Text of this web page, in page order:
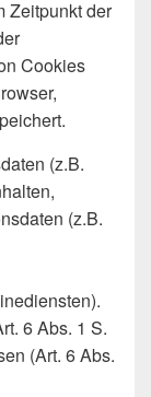
Zeitpunkt der
Cookies
(z.B.
(z.B.
6 Abs. 1 S.
(Art. 6 Abs.